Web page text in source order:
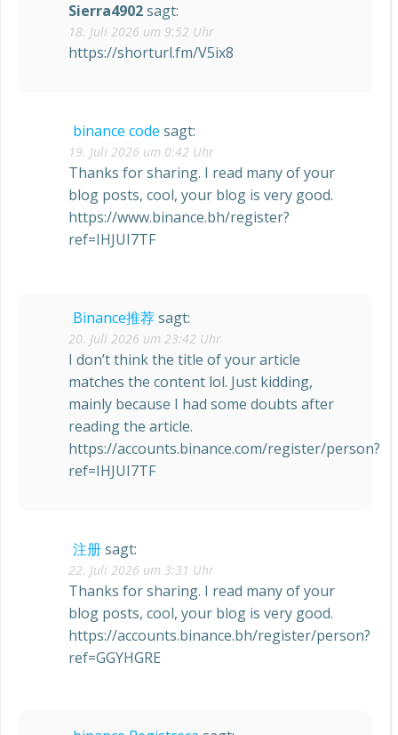
Sierra4902sagt:
18. Juli 2026 um 9:52 Uhr
https://shorturl.fm/V5ix8
binance code sagt:
19. Juli 2026 um 0:42 Uhr
Thanks for sharing. I read many of your
blog posts, cool, your blog is very good.
https://www.binance.bh/register?
ref=IHJUI7TF
Binance推荐sagt:
20. Juli 2026 um 23:42 Uhr
I don’t think the title of your article
matches the content lol. Just kidding,
mainly because I had some doubts after
reading the article.
https://accounts.binance.com/register/person?
ref=IHJUI7TF
注册sagt:
22. Juli 2026 um 3:31 Uhr
Thanks for sharing. I read many of your
blog posts, cool, your blog is very good.
https://accounts.binance.bh/register/person?
ref=GGYHGRE